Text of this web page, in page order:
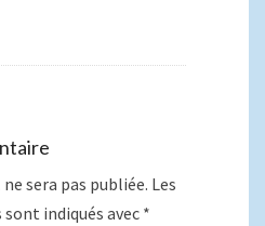
sera pas publiée. Les
indiqués avec *